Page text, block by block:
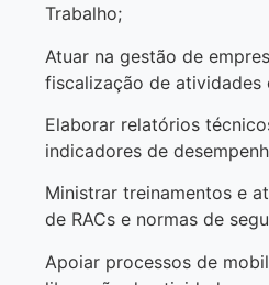
Trabalho;
Atuar na gestão de
fiscalização de atividades
Elaborar relatórios
indicadores de
Ministrar treinamentos e
de RACs e normas de
Apoiar processos de